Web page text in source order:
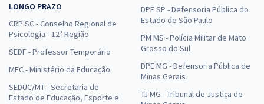
LONGO PRAZO
CRP SC - Conselho Regional de
Psicologia - 12ª Região
SEDF - Professor Temporário
MEC - Ministério da Educação
SEDUC/MT - Secretaria de
Estado de Educação, Esporte e
DPE SP - Defensoria Pública do
Estado de São Paulo
PM MS - Polícia Militar de Mato
Grosso do Sul
DPE MG - Defensoria Pública de
Minas Gerais
TJ MG - Tribunal de Justiça de